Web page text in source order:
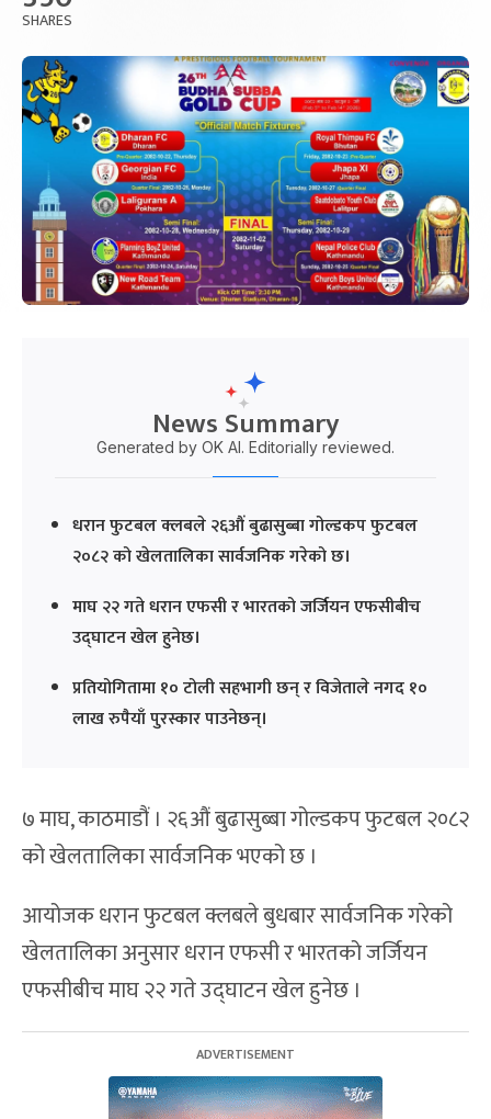
SHARES
News Summary
Generated by OK AI. Editorially reviewed.
धरान फुटबल क्लबले २६औं बुढासुब्बा गोल्डकप फुटबल
२०८२ को खेलतालिका सार्वजनिक गरेको छ।
माघ २२ गते धरान एफसी र भारतको जर्जियन एफसीबीच
उद्घाटन खेल हुनेछ।
प्रतियोगितामा १० टोली सहभागी छन् र विजेताले नगद १०
लाख रुपैयाँ पुरस्कार पाउनेछन्।
७ माघ, काठमाडौं । २६औं बुढासुब्बा गोल्डकप फुटबल २०८२
को खेलतालिका सार्वजनिक भएको छ ।
आयोजक धरान फुटबल क्लबले बुधबार सार्वजनिक गरेको
खेलतालिका अनुसार धरान एफसी र भारतको जर्जियन
एफसीबीच माघ २२ गते उद्घाटन खेल हुनेछ ।